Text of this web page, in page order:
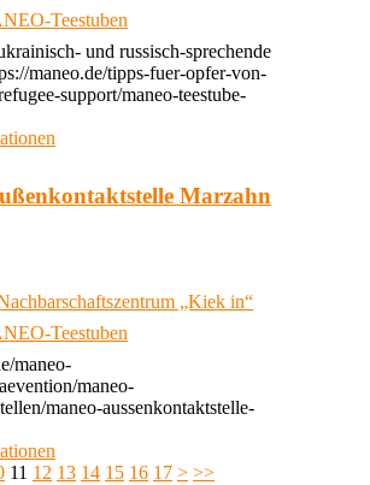
Teestuben
und russisch-sprechende
maneo.de/tipps-fuer-opfer-von-
support/maneo-teestube-
Marzahn
„Kiek in“
Teestuben
maneo-
maneo-
maneo-aussenkontaktstelle-
11 12 13 14 15 16 17 > >>